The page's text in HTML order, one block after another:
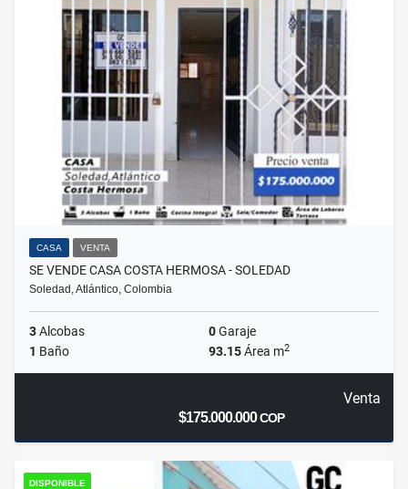
CASA VENTA
SE VENDE CASA COSTA HERMOSA - SOLEDAD
Soledad, Atlántico, Colombia
3Alcobas 0Garaje
1 Baño 93.15Área m2
Venta
$175.000.000COP
DISPONIBLE